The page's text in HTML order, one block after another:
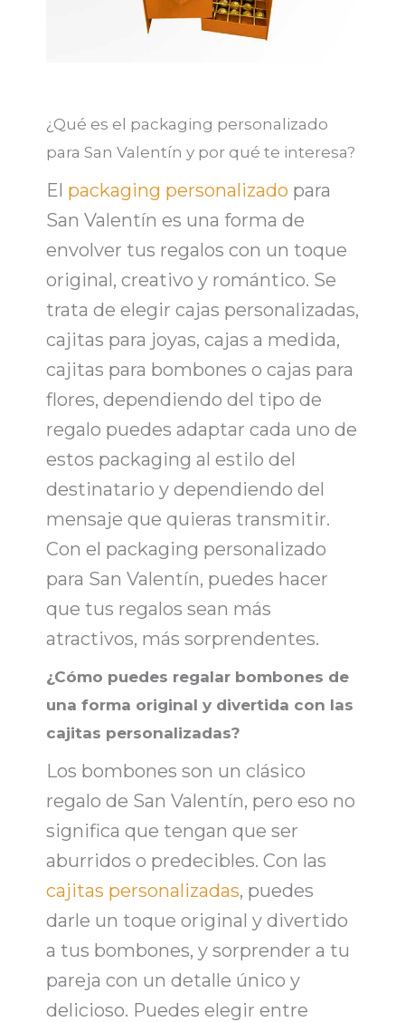
¿Qué es el packaging personalizado
para San Valentín y por qué te interesa?
El packaging personalizado para
San Valentín es una forma de
envolver tus regalos con un toque
original, creativo y romántico. Se
trata de elegir cajas personalizadas,
cajitas para joyas, cajas a medida,
cajitas para bombones o cajas para
flores, dependiendo del tipo de
regalo puedes adaptar cada uno de
estos packaging al estilo del
destinatario y dependiendo del
mensaje que quieras transmitir.
Con el packaging personalizado
para San Valentín, puedes hacer
que tus regalos sean más
atractivos, más sorprendentes.
¿Cómo puedes regalar bombones de
una forma original y divertida con las
cajitas personalizadas?
Los bombones son un clásico
regalo de San Valentín, pero eso no
significa que tengan que ser
aburridos o predecibles. Con las
cajitas personalizadas, puedes
darle un toque original y divertido
a tus bombones, y sorprender a tu
pareja con un detalle único y
delicioso. Puedes elegir entre